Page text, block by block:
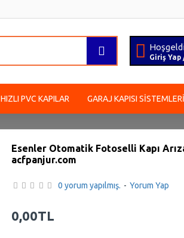
Giriş Yap
HIZLI PVC KAPILAR GARAJ KAPISI SISTEMLERI
Esenler Otomatik Fotoselli Kapı
acfpanjur.com
0 yorum yapılmış. - Yorum Yap
0,00TL